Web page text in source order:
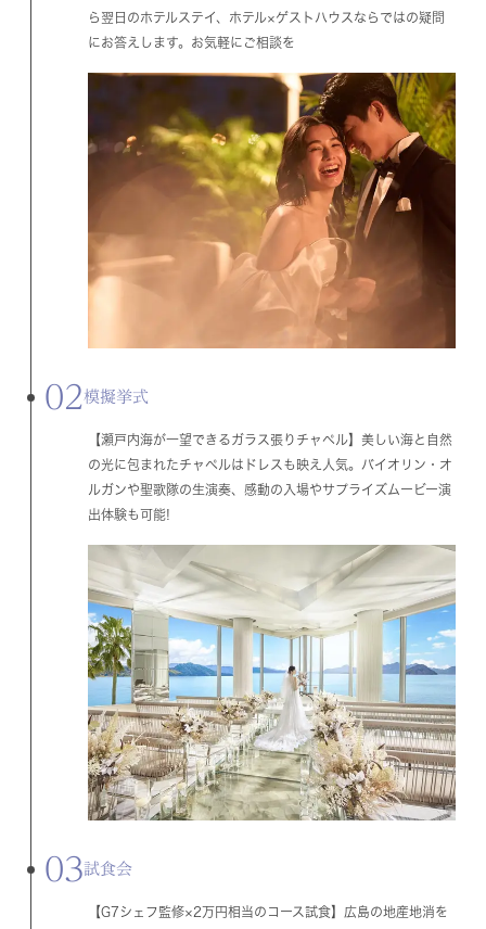
ら翌日のホテルステイ、ホテル×ゲストハウスならではの疑問
にお答えします。お気軽にご相談を
02模擬挙式
【瀬戸内海が一望できるガラス張りチャペル】美しい海と自然
の光に包まれたチャペルはドレスも映え人気。バイオリン・オ
ルガンや聖歌隊の生演奏、感動の入場やサプライズムービー演
出体験も可能!
03試食会
【G7シェフ監修×2万円相当のコース試食】広島の地産地消を